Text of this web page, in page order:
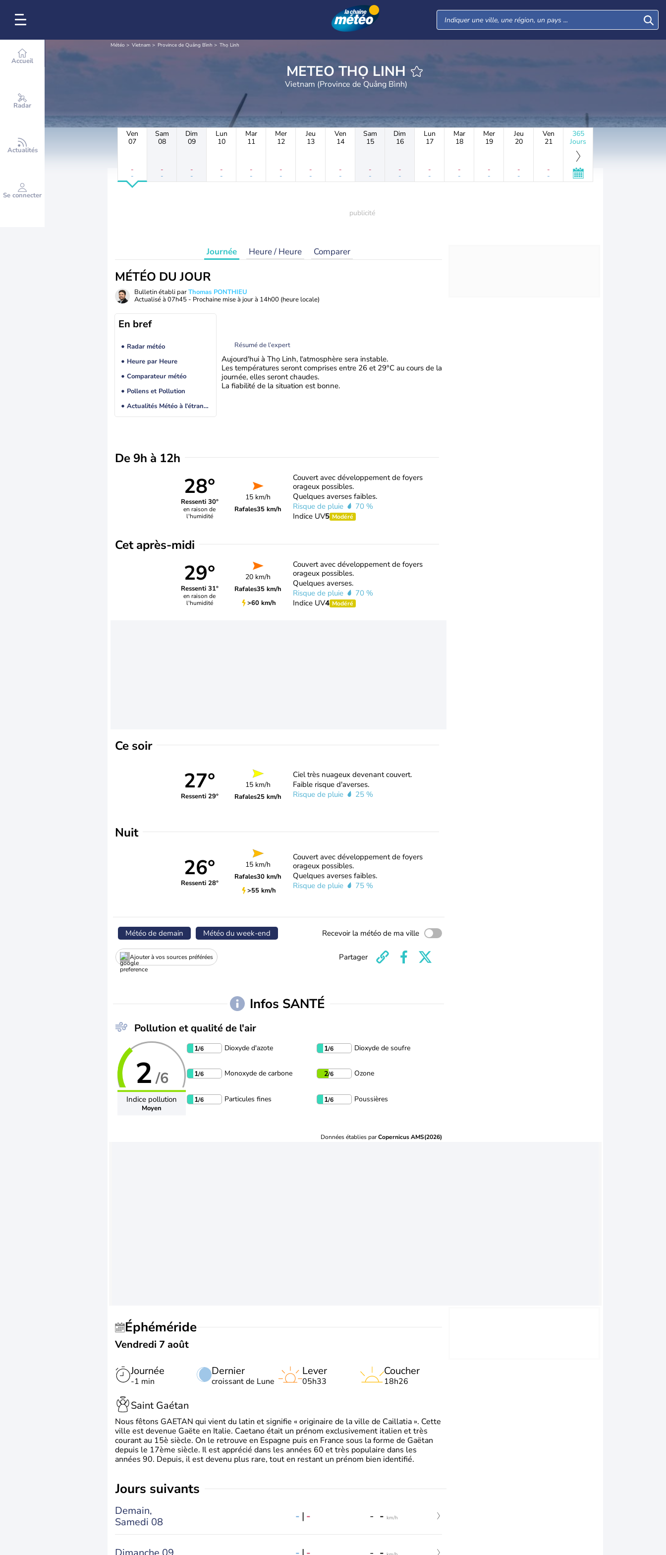
Accueil
Radar
Actualités
Se connecter
Météo Vietnam Province de Quảng Bình Thọ Linh
METEO THỌ LINH
Vietnam (Province de Quảng Bình)
Ven
07
-
-
Sam
08
-
-
Dim
09
-
-
Lun
10
-
-
Mar
11
-
-
Mer
12
-
-
Jeu
13
-
-
Ven
14
-
-
Sam
15
-
-
Dim
16
-
-
Lun
17
-
-
Mar
18
-
-
Mer
19
-
-
Jeu
20
-
-
Ven
21
-
-
365
Jours
Journée Heure / Heure Comparer
MÉTÉO DU JOUR
Bulletin établi parThomas PONTHIEU
Actualisé à 07h45 - Prochaine mise à jour à 14h00 (heure locale)
En bref
Radar météo
Heure par Heure
Comparateur météo
Pollens et Pollution
Actualités Météo à l'étranger
Résumé de l’expert
Aujourd'hui à Thọ Linh, l'atmosphère sera instable.
Les températures seront comprises entre 26 et 29°C au cours de la
journée, elles seront chaudes.
La fiabilité de la situation est bonne.
De 9h à 12h
28°
Ressenti 30°
en raison de
l'humidité
15 km/h
Rafales35 km/h
Couvert avec développement de foyers
orageux possibles.
Quelques averses faibles.
Risque de pluie
70 %
Indice UV5 Modéré
Cet après-midi
29°
Ressenti 31°
en raison de
l'humidité
20 km/h
Rafales35 km/h
>60 km/h
Couvert avec développement de foyers
orageux possibles.
Quelques averses.
Risque de pluie
70 %
Indice UV4 Modéré
Ce soir
27°
Ressenti 29°
15 km/h
Rafales25 km/h
Ciel très nuageux devenant couvert.
Faible risque d'averses.
Risque de pluie
25 %
Nuit
26°
Ressenti 28°
15 km/h
Rafales30 km/h
>55 km/h
Couvert avec développement de foyers
orageux possibles.
Quelques averses faibles.
Risque de pluie
75 %
Météo de demain Météo du week-end Recevoir la météo de ma ville
Ajouter à vos sources préférées Partager
Infos SANTÉ
Pollution et qualité de l'air
2 /6
Indice pollution
Moyen
1/6 Dioxyde d'azote 1/6 Dioxyde de soufre
1/6 Monoxyde de carbone 2/6 Ozone
1/6 Particules fines 1/6 Poussières
Données établies parCopernicus AMS(2026)
Éphéméride
Vendredi 7 août
Journée
-1 min
Dernier
croissant de Lune
Lever
05h33
Coucher
18h26
Saint Gaétan
Nous fêtons GAETAN qui vient du latin et signifie « originaire de la ville de Caillatia ». Cette
ville est devenue Gaëte en Italie. Caetano était un prénom exclusivement italien et très
courant au 15è siècle. On le retrouve en Espagne puis en France sous la forme de Gaëtan
depuis le 17ème siècle. Il est apprécié dans les années 60 et très populaire dans les
années 90. Depuis, il est devenu plus rare, tout en restant un prénom bien identifié.
jours suivants
Demain,
Samedi 08
- | - - - km/h